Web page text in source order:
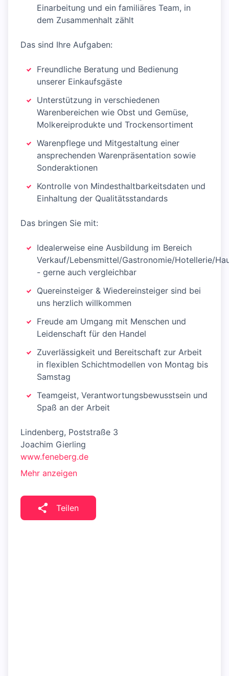
Einarbeitung und ein familiäres Team, in
dem Zusammenhalt zählt
Das sind Ihre Aufgaben:
Freundliche Beratung und Bedienung
unserer Einkaufsgäste
Unterstützung in verschiedenen
Warenbereichen wie Obst und Gemüse,
Molkereiprodukte und Trockensortiment
Warenpflege und Mitgestaltung einer
ansprechenden Warenpräsentation sowie
Sonderaktionen
Kontrolle von Mindesthaltbarkeitsdaten und
Einhaltung der Qualitätsstandards
Das bringen Sie mit:
Idealerweise eine Ausbildung im Bereich
Verkauf/Lebensmittel/Gastronomie/Hotellerie/
- gerne auch vergleichbar
Quereinsteiger & Wiedereinsteiger sind bei
uns herzlich willkommen
Freude am Umgang mit Menschen und
Leidenschaft für den Handel
Zuverlässigkeit und Bereitschaft zur Arbeit
in flexiblen Schichtmodellen von Montag bis
Samstag
Teamgeist, Verantwortungsbewusstsein und
Spaß an der Arbeit
Lindenberg, Poststraße 3
Joachim Gierling
www.feneberg.de
Mehr anzeigen
Teilen